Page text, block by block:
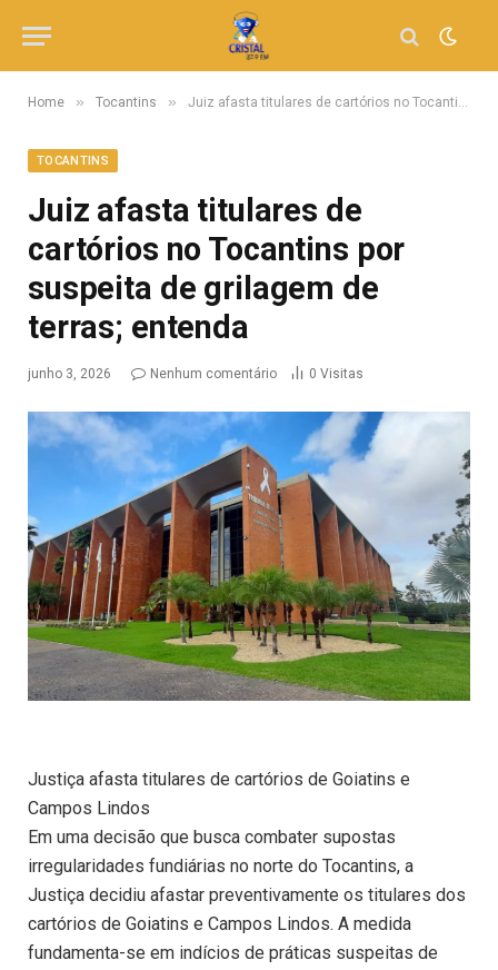
Home » Tocantins » Juiz afasta titulares de cartórios no Tocantins por suspeita de grilagem de terras; entenda
TOCANTINS
Juiz afasta titulares de
cartórios no Tocantins por
suspeita de grilagem de
terras; entenda
junho 3, 2026 Nenhum comentário 0 Visitas
Justiça afasta titulares de cartórios de Goiatins e
Campos Lindos
Em uma decisão que busca combater supostas
irregularidades fundiárias no norte do Tocantins, a
Justiça decidiu afastar preventivamente os titulares dos
cartórios de Goiatins e Campos Lindos. A medida
fundamenta-se em indícios de práticas suspeitas de